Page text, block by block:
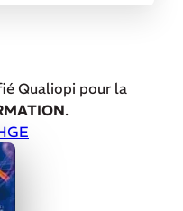
Qualiopi pour la
.